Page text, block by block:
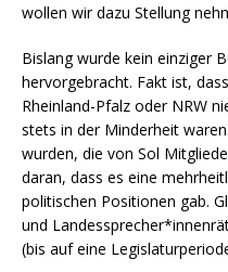
wollen wir dazu Stellung
Bislang wurde kein einziger
hervorgebracht. Fakt ist,
Rheinland-Pfalz oder NRW
stets in der Minderheit
wurden, die von Sol
daran, dass es eine
politischen Positionen gab.
und
(bis auf eine